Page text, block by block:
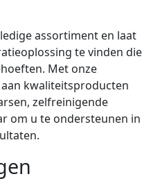
assortiment en laat
te vinden die
Met onze
kwaliteitsproducten
zelfreinigende
om u te ondersteunen in